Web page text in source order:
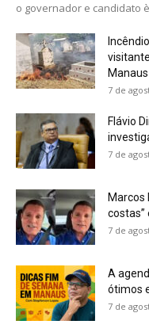
o governador e candidato
Manaus
7 de
Flávio
7 de
Marcos
costas”
7 de
A
ótimos
7 de